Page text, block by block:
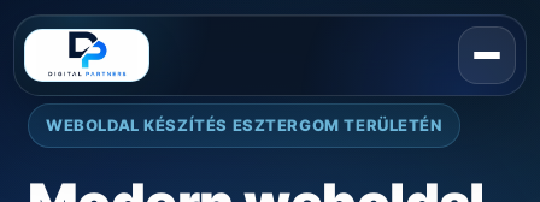
WEBOLDAL KÉSZÍTÉS ESZTERGOM TERÜLETÉN